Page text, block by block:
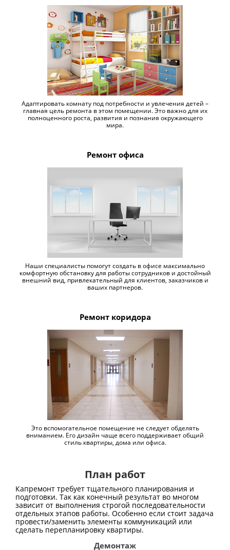
Адаптировать комнату под потребности и увлечения детей –
главная цель ремонта в этом помещении. Это важно для их
полноценного роста, развития и познания окружающего
мира.
Ремонт офиса
Наши специалисты помогут создать в офисе максимально
комфортную обстановку для работы сотрудников и достойный
внешний вид, привлекательный для клиентов, заказчиков и
ваших партнеров.
Ремонт коридора
Это вспомогательное помещение не следует обделять
вниманием. Его дизайн чаще всего поддерживает общий
стиль квартиры, дома или офиса.
План работ
Капремонт требует тщательного планирования и
подготовки. Так как конечный результат во многом
зависит от выполнения строгой последовательности
отдельных этапов работы. Особенно если стоит задача
провести/заменить элементы коммуникаций или
сделать перепланировку квартиры.
Демонтаж